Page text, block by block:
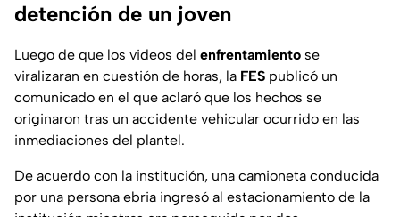
detención de un joven
Luego de que los videos del enfrentamiento se
viralizaran en cuestión de horas, la FES publicó un
comunicado en el que aclaró que los hechos se
originaron tras un accidente vehicular ocurrido en las
inmediaciones del plantel.
De acuerdo con la institución, una camioneta conducida
por una persona ebria ingresó al estacionamiento de la